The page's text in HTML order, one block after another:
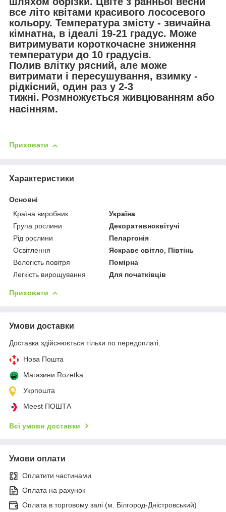
все літо квітами красивого лососевого
кольору. Температура змісту - звичайна
кімнатна, в ідеалі 19-21 градус. Може
витримувати короткочасне зниження
температури до 10 градусів.
Полив влітку рясний, але може
витримати і пересушування, взимку -
рідкісний, один раз у 2-3
тижні. Розмножується живцюванням або
насінням.
Приховати
Характеристики
Основні
Країна виробник
Україна
Група рослини
Декоративноквітучі
Рід рослини
Пеларгонія
Освітлення
Яскраве світло, Півтінь
Вологість повітря
Помірна
Легкість вирощування
Для початківців
Приховати
Умови доставки
Доставка здійснюється тільки по передоплаті.
Нова Пошта
Магазини Rozetka
Укрпошта
Meest ПОШТА
Всі умови доставки
Умови оплати
Оплатити частинами
Оплата на рахунок
Оплата в торговому залі (м. Білгород-Дністровський)